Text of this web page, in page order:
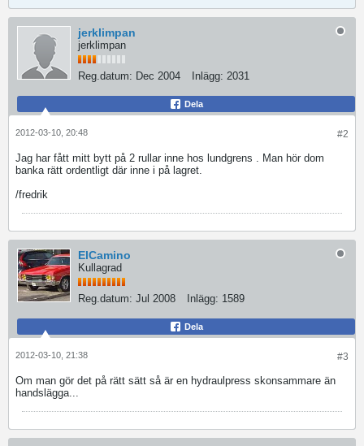
jerklimpan
jerklimpan
Reg.datum: Dec 2004 Inlägg: 2031
Dela
#2
2012-03-10, 20:48
Jag har fått mitt bytt på 2 rullar inne hos lundgrens . Man hör dom
banka rätt ordentligt där inne i på lagret.
/fredrik
ElCamino
Kullagrad
Reg.datum: Jul 2008 Inlägg: 1589
Dela
#3
2012-03-10, 21:38
Om man gör det på rätt sätt så är en hydraulpress skonsammare än
handslägga...